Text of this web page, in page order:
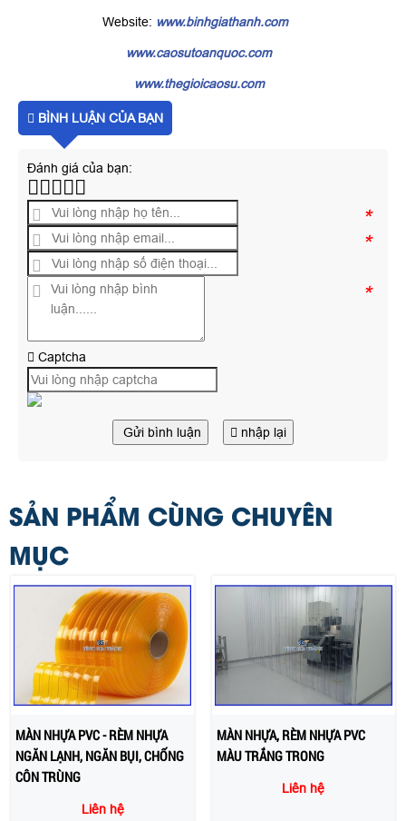
Website: www.binhgiathanh.com
www.caosutoanquoc.com
www.thegioicaosu.com
BÌNH LUẬN CỦA BẠN
Đánh giá của bạn:
*
*
*
Captcha
Gửi bình luận nhập lại
SẢN PHẨM CÙNG CHUYÊN
MỤC
MÀN NHỰA, RÈM NHỰA PVC
MÀU TRẮNG TRONG
RÈM PVC NGĂN LẠNH MÀU ĐỎ